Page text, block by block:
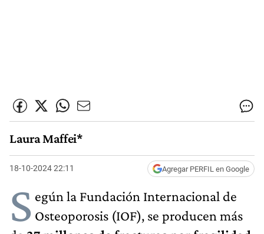
Laura Maffei*
18-10-2024 22:11 Agregar PERFIL en Google
S egún la Fundación Internacional de
Osteoporosis (IOF), se producen más